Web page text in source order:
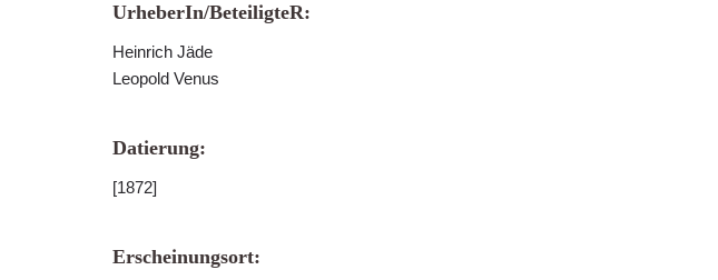
UrheberIn/BeteiligteR:
Heinrich Jäde
Leopold Venus
Datierung:
[1872]
Erscheinungsort: